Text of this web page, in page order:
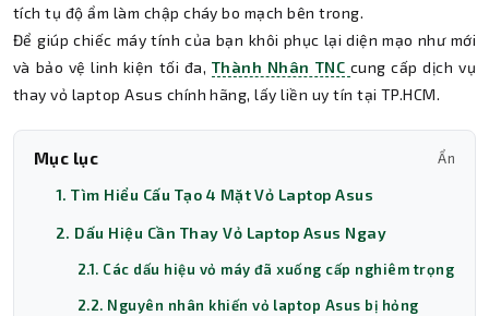
tích tụ độ ẩm làm chập cháy bo mạch bên trong.
Để giúp chiếc máy tính của bạn khôi phục lại diện mạo như mới
và bảo vệ linh kiện tối đa, Thành Nhân TNC cung cấp dịch vụ
thay vỏ laptop Asus chính hãng, lấy liền uy tín tại TP.HCM.
Mục lục Ẩn
1. Tìm Hiểu Cấu Tạo 4 Mặt Vỏ Laptop Asus
2. Dấu Hiệu Cần Thay Vỏ Laptop Asus Ngay
2.1. Các dấu hiệu vỏ máy đã xuống cấp nghiêm trọng
2.2. Nguyên nhân khiến vỏ laptop Asus bị hỏng